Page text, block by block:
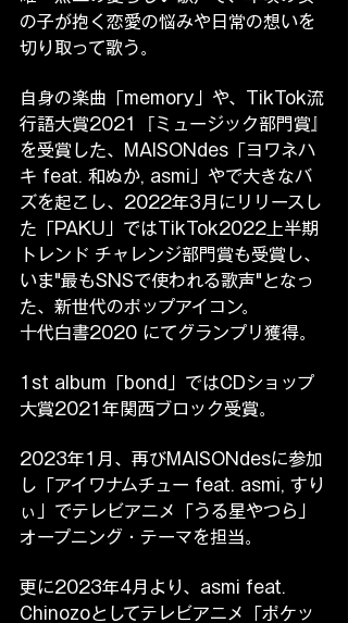
の子が抱く恋愛の悩みや日常の想いを
切り取って歌う。
自身の楽曲「memory」や、TikTok流
行語大賞2021『ミュージック部門賞』
を受賞した、MAISONdes「ヨワネハ
キ feat. 和ぬか, asmi」やで大きなバ
ズを起こし、2022年3月にリリースし
た「PAKU」ではTikTok2022上半期
トレンド チャレンジ部門賞も受賞し、
いま"最もSNSで使われる歌声"となっ
た、新世代のポップアイコン。
十代白書2020 にてグランプリ獲得。
1st album「bond」ではCDショップ
大賞2021年関西ブロック受賞。
2023年1月、再びMAISONdesに参加
し「アイワナムチュー feat. asmi, すり
ぃ」でテレビアニメ「うる星やつら」
オープニング・テーマを担当。
更に2023年4月より、asmi feat.
Chinozoとしてテレビアニメ「ポケッ